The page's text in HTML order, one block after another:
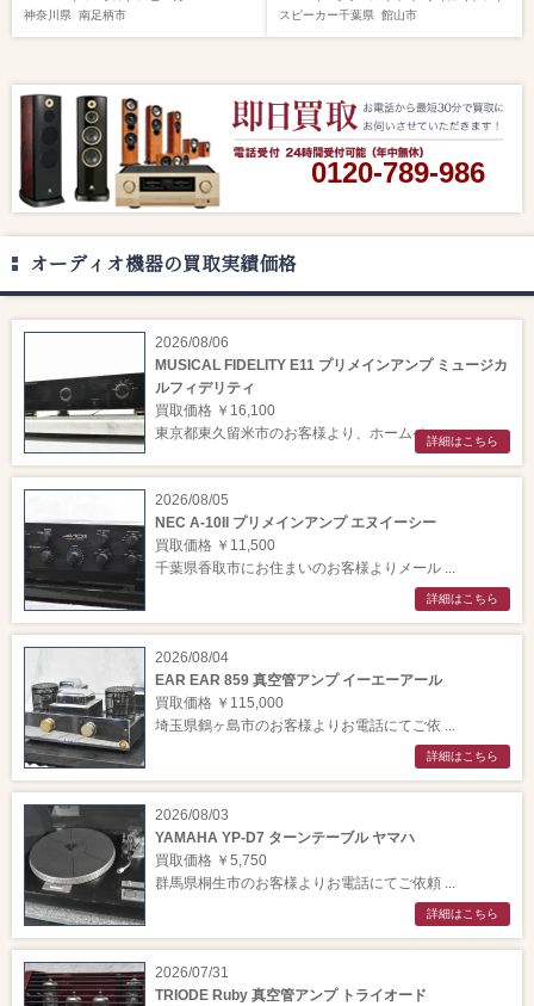
神奈川県 南足柄市
スピーカー千葉県 館山市
0120-789-986
オーディオ機器の買取実績価格
2026/08/06
MUSICAL FIDELITY E11 プリメインアンプ ミュージカ
ルフィデリティ
買取価格 ￥16,100
東京都東久留米市のお客様より、ホームペー ...詳細はこちら
2026/08/05
NEC A-10II プリメインアンプ エヌイーシー
買取価格 ￥11,500
千葉県香取市にお住まいのお客様よりメール ...
詳細はこちら
2026/08/04
EAR EAR 859 真空管アンプ イーエーアール
買取価格 ￥115,000
埼玉県鶴ヶ島市のお客様よりお電話にてご依 ...
詳細はこちら
2026/08/03
YAMAHA YP-D7 ターンテーブル ヤマハ
買取価格 ￥5,750
群馬県桐生市のお客様よりお電話にてご依頼 ...
詳細はこちら
2026/07/31
TRIODE Ruby 真空管アンプ トライオード